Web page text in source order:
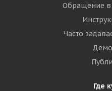
Обращение в
Часто
Демо
Где